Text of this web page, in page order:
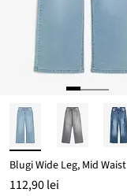
Blugi Wide Leg, Mid Waist
112,90 lei